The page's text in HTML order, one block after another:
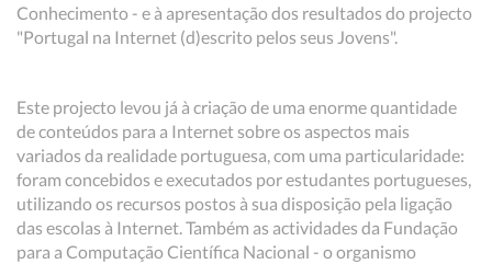
Conhecimento - e à apresentação dos resultados do projecto
"Portugal na Internet (d)escrito pelos seus Jovens".
Este projecto levou já à criação de uma enorme quantidade
de conteúdos para a Internet sobre os aspectos mais
variados da realidade portuguesa, com uma particularidade:
foram concebidos e executados por estudantes portugueses,
utilizando os recursos postos à sua disposição pela ligação
das escolas à Internet. Também as actividades da Fundação
para a Computação Científica Nacional - o organismo